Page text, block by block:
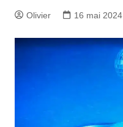
Olivier 16 mai 2024